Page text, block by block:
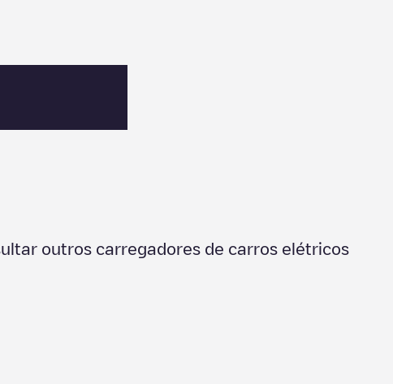
outros carregadores de carros elétricos